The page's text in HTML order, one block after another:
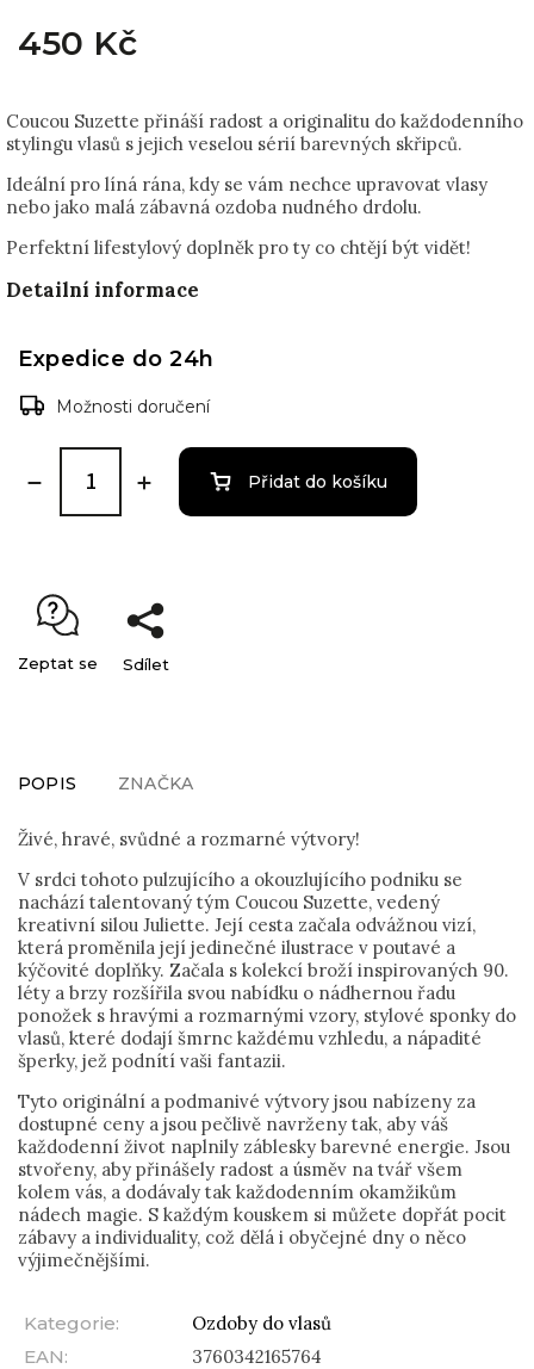
450 Kč
Coucou Suzette přináší radost a originalitu do každodenního
stylingu vlasů s jejich veselou sérií barevných skřipců.
Ideální pro líná rána, kdy se vám nechce upravovat vlasy
nebo jako malá zábavná ozdoba nudného drdolu.
Perfektní lifestylový doplněk pro ty co chtějí být vidět!
Detailní informace
Expedice do 24h
Možnosti doručení
Přidat do košíku
Zeptat se Sdílet
POPIS ZNAČKA
Živé, hravé, svůdné a rozmarné výtvory!
V srdci tohoto pulzujícího a okouzlujícího podniku se
nachází talentovaný tým Coucou Suzette, vedený
kreativní silou Juliette. Její cesta začala odvážnou vizí,
která proměnila její jedinečné ilustrace v poutavé a
kýčovité doplňky. Začala s kolekcí broží inspirovaných 90.
léty a brzy rozšířila svou nabídku o nádhernou řadu
ponožek s hravými a rozmarnými vzory, stylové sponky do
vlasů, které dodají šmrnc každému vzhledu, a nápadité
šperky, jež podnítí vaši fantazii.
Tyto originální a podmanivé výtvory jsou nabízeny za
dostupné ceny a jsou pečlivě navrženy tak, aby váš
každodenní život naplnily záblesky barevné energie. Jsou
stvořeny, aby přinášely radost a úsměv na tvář všem
kolem vás, a dodávaly tak každodenním okamžikům
nádech magie. S každým kouskem si můžete dopřát pocit
zábavy a individuality, což dělá i obyčejné dny o něco
výjimečnějšími.
Kategorie:
Ozdoby do vlasů
EAN:
3760342165764